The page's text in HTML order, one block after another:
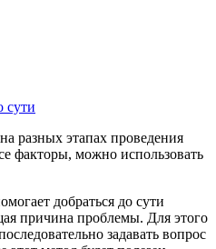
сути
разных этапах проведения
факторы, можно использовать
добраться до сути
причина проблемы. Для этого
задавать вопрос